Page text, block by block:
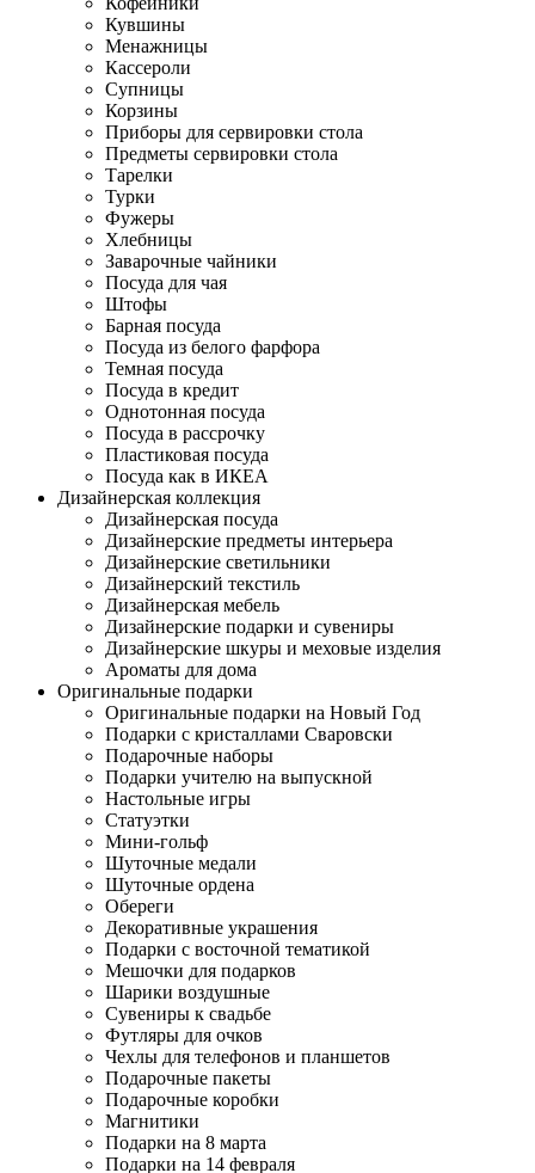
Кувшины
Менажницы
Кассероли
Супницы
Корзины
Приборы для сервировки стола
Предметы сервировки стола
Тарелки
Турки
Фужеры
Хлебницы
Заварочные чайники
Посуда для чая
Штофы
Барная посуда
Посуда из белого фарфора
Темная посуда
Посуда в кредит
Однотонная посуда
Посуда в рассрочку
Пластиковая посуда
Посуда как в ИКЕА
Дизайнерская коллекция
Дизайнерская посуда
Дизайнерские предметы интерьера
Дизайнерские светильники
Дизайнерский текстиль
Дизайнерская мебель
Дизайнерские подарки и сувениры
Дизайнерские шкуры и меховые изделия
Ароматы для дома
Оригинальные подарки
Оригинальные подарки на Новый Год
Подарки с кристаллами Сваровски
Подарочные наборы
Подарки учителю на выпускной
Настольные игры
Статуэтки
Мини-гольф
Шуточные медали
Шуточные ордена
Обереги
Декоративные украшения
Подарки с восточной тематикой
Мешочки для подарков
Шарики воздушные
Сувениры к свадьбе
Футляры для очков
Чехлы для телефонов и планшетов
Подарочные пакеты
Подарочные коробки
Магнитики
Подарки на 8 марта
Подарки на 14 февраля